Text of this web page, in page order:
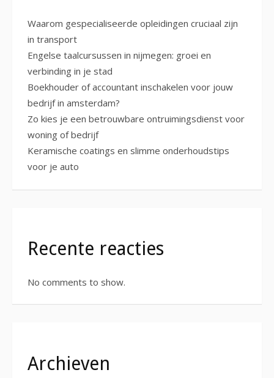
Waarom gespecialiseerde opleidingen cruciaal zijn
in transport
Engelse taalcursussen in nijmegen: groei en
verbinding in je stad
Boekhouder of accountant inschakelen voor jouw
bedrijf in amsterdam?
Zo kies je een betrouwbare ontruimingsdienst voor
woning of bedrijf
Keramische coatings en slimme onderhoudstips
voor je auto
Recente reacties
No comments to show.
Archieven